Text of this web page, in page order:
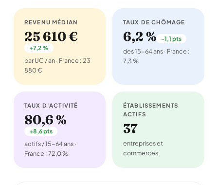
REVENU MÉDIAN
25 610 €
+7,2 %
par UC / an · France : 23
880 €
TAUX DE CHÔMAGE
6,2 % -1,1 pts
des 15-64 ans · France :
7,3 %
TAUX D'ACTIVITÉ
80,6 %
+8,6 pts
actifs / 15-64 ans ·
France : 72,0 %
ÉTABLISSEMENTS
ACTIFS
37
entreprises et
commerces